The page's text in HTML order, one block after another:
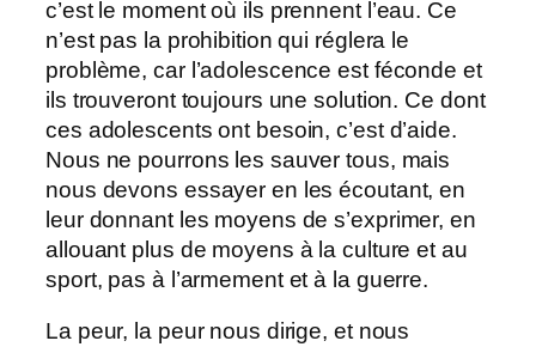
c’est le moment où ils prennent l’eau. Ce
n’est pas la prohibition qui réglera le
problème, car l’adolescence est féconde et
ils trouveront toujours une solution. Ce dont
ces adolescents ont besoin, c’est d’aide.
Nous ne pourrons les sauver tous, mais
nous devons essayer en les écoutant, en
leur donnant les moyens de s’exprimer, en
allouant plus de moyens à la culture et au
sport, pas à l’armement et à la guerre.
La peur, la peur nous dirige, et nous